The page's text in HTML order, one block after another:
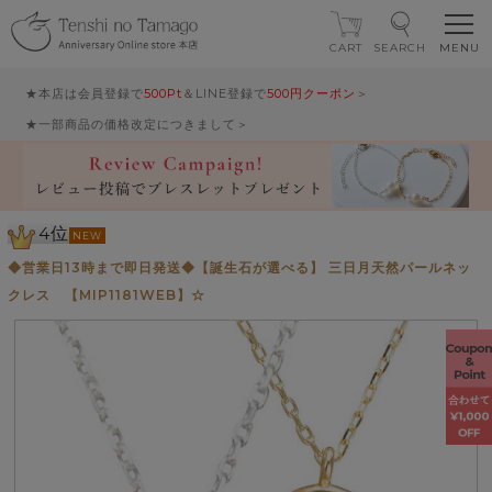
★本店は会員登録で500Pt ＆LINE登録で500円クーポン ＞
★一部商品の価格改定につきまして＞
CART SEARCH
4位 NEW
◆営業日13時まで即日発送◆【誕生石が選べる】 三日月天然パールネッ
クレス 【MIP1181WEB】☆